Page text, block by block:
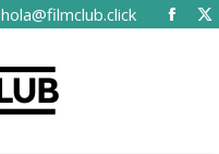
hola@filmclub.click